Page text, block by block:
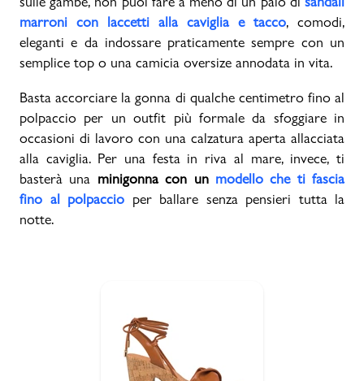
marroni con laccetti alla caviglia e tacco, comodi,
eleganti e da indossare praticamente sempre con un
semplice top o una camicia oversize annodata in vita.
Basta accorciare la gonna di qualche centimetro fino al
polpaccio per un outfit più formale da sfoggiare in
occasioni di lavoro con una calzatura aperta allacciata
alla caviglia. Per una festa in riva al mare, invece, ti
basterà una minigonna con un modello che ti fascia
fino al polpaccio per ballare senza pensieri tutta la
notte.